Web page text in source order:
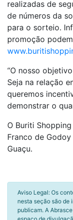
realizadas de
de números da
para o sorteio.
promoção
“O nosso
Seja na relação
queremos
demonstrar o
O Buriti
Franco de
Guaçu.
Aviso Legal: Os
nesta seção são de
publicam. A